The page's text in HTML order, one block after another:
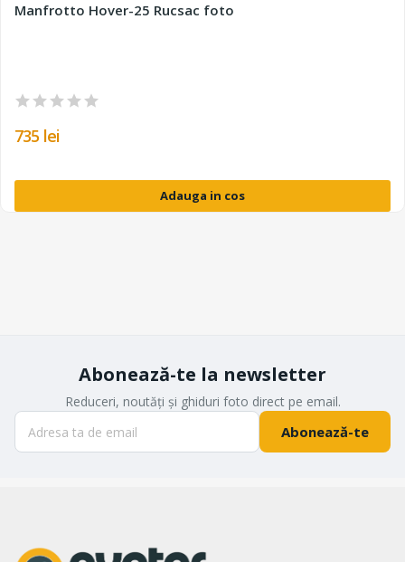
Manfrotto Hover-25 Rucsac foto
735 lei
Adauga in cos
Abonează-te la newsletter
Reduceri, noutăți și ghiduri foto direct pe email.
Abonează-te